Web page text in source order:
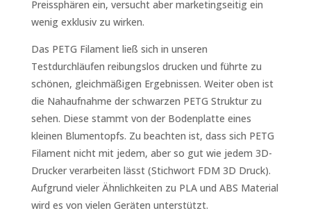
Preissphären ein, versucht aber marketingseitig ein
wenig exklusiv zu wirken.
Das PETG Filament ließ sich in unseren
Testdurchläufen reibungslos drucken und führte zu
schönen, gleichmäßigen Ergebnissen. Weiter oben ist
die Nahaufnahme der schwarzen PETG Struktur zu
sehen. Diese stammt von der Bodenplatte eines
kleinen Blumentopfs. Zu beachten ist, dass sich PETG
Filament nicht mit jedem, aber so gut wie jedem 3D-
Drucker verarbeiten lässt (Stichwort FDM 3D Druck).
Aufgrund vieler Ähnlichkeiten zu PLA und ABS Material
wird es von vielen Geräten unterstützt.